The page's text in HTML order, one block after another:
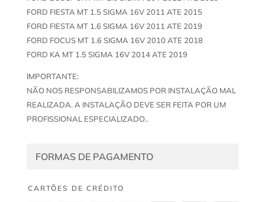
FORD FIESTA MT 1.5 SIGMA 16V 2011 ATE 2015
FORD FIESTA MT 1.6 SIGMA 16V 2011 ATE 2019
FORD FOCUS MT 1.6 SIGMA 16V 2010 ATE 2018
FORD KA MT 1.5 SIGMA 16V 2014 ATE 2019
IMPORTANTE:
NÃO NOS RESPONSABILIZAMOS POR INSTALAÇÃO MAL
REALIZADA. A INSTALAÇÃO DEVE SER FEITA POR UM
PROFISSIONAL ESPECIALIZADO..
FORMAS DE PAGAMENTO
CARTÕES DE CRÉDITO